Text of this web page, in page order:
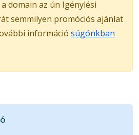
domain az ún Igénylési
semmilyen promóciós ajánlat
információ súgónkban